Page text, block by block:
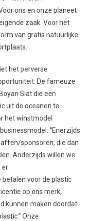
ons en onze planeet
zaak. Voor het
van gratis natuurlijke
het perverse
De fameuze
Slat die een
uit de oceanen te
het winstmodel
“Enerzijds
sponsoren, die dan
Anderzijds willen we
er
voor de plastic
op ons merk,
kunnen maken doordat
Onze